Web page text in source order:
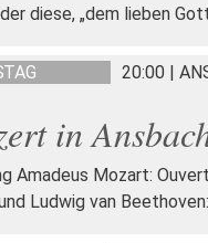
diese, „dem lieben
20:00 |
in
Amadeus Mozart:
Ludwig van